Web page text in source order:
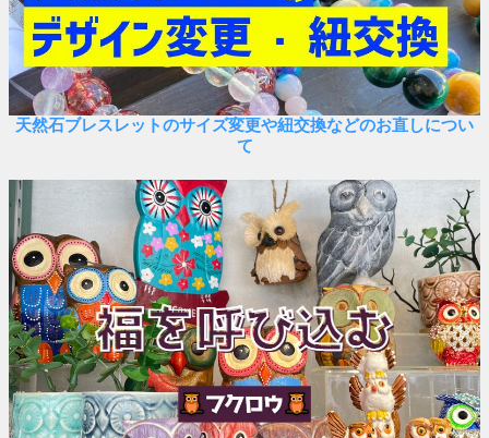
天然石ブレスレットのサイズ変更や紐交換などのお直しについ
て